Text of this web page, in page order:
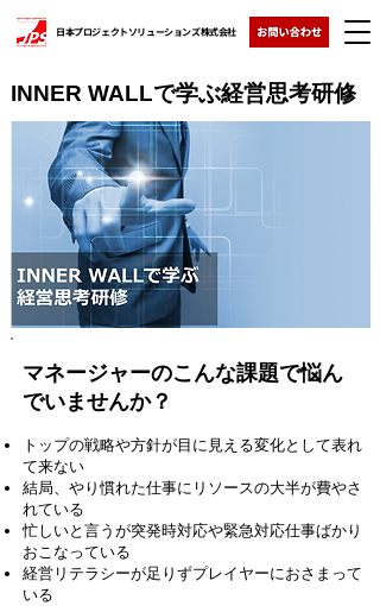
日本プロジェクトソリューションズ株式会社
INNER WALLで学ぶ経営思考研修
マネージャーのこんな課題で悩ん
でいませんか？
トップの戦略や方針が目に見える変化として表れ
て来ない
結局、やり慣れた仕事にリソースの大半が費やさ
れている
忙しいと言うが突発時対応や緊急対応仕事ばかり
おこなっている
経営リテラシーが足りずプレイヤーにおさまって
いる